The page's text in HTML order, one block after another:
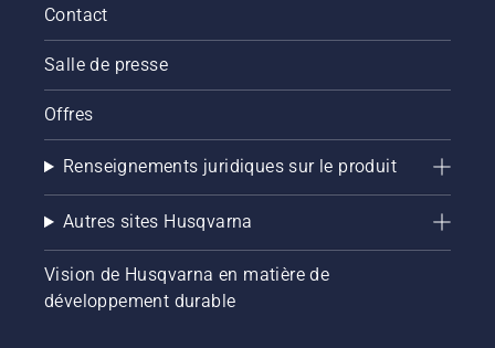
Contact
Salle de presse
Offres
Renseignements juridiques sur le produit
Autres sites Husqvarna
Vision de Husqvarna en matière de
développement durable